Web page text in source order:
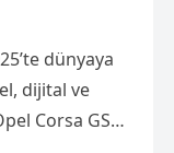
dünyaya
dijital ve
Corsa GSE